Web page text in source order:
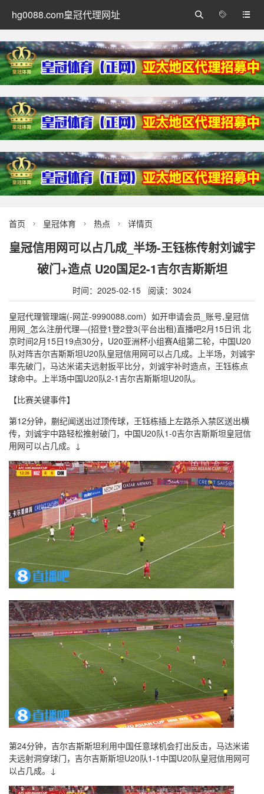
hg0088.com皇冠代理网址 


首页  皇冠体育  热点  详情页
皇冠信用网可以占几成_半场-王钰栋传射刘诚宇
破门+造点 U20国足2-1吉尔吉斯斯坦
时间：2025-02-15 阅读：3024
皇冠代理管理端(-网芷-9990088.com）如开申请会员_账号,皇冠信
用网_怎么注册代理—(招登1登2登3(平台出租)直播吧2月15日讯 北
京时间2月15日19点30分，U20亚洲杯小组赛A组第二轮，中国U20
队对阵吉尔吉斯斯坦U20队皇冠信用网可以占几成。上半场，刘诚宇
率先破门，马达米诺夫远射扳平比分，刘诚宇补时造点，王钰栋点
球命中。上半场中国U20队2-1吉尔吉斯斯坦U20队。
【比赛关键事件】
第12分钟，蒯纪闻送出过顶传球，王钰栋插上左路杀入禁区送出横
传，刘诚宇中路轻松推射破门，中国U20队1-0吉尔吉斯斯坦皇冠信
用网可以占几成。↓
第24分钟，吉尔吉斯斯坦利用中国任意球机会打出反击，马达米诺
夫远射洞穿球门，吉尔吉斯斯坦U20队1-1中国U20队皇冠信用网可
以占几成。↓